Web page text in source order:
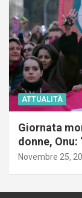
ATTUALITÀ
Giornata
donne,
Novembre 25,